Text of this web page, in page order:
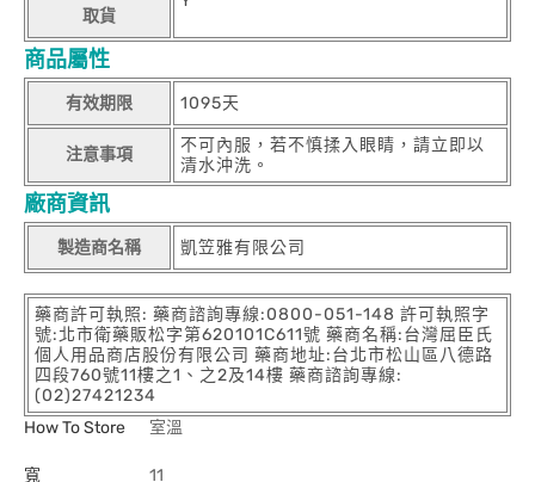
取貨
商品屬性
有效期限 1095天
注意事項
不可內服，若不慎揉入眼睛，請立即以
清水沖洗。
廠商資訊
製造商名稱 凱笠雅有限公司
藥商許可執照: 藥商諮詢專線:0800-051-148 許可執照字
號:北市衛藥販松字第620101C611號 藥商名稱:台灣屈臣氏
個人用品商店股份有限公司 藥商地址:台北市松山區八德路
四段760號11樓之1、之2及14樓 藥商諮詢專線:
(02)27421234
How To Store
室溫
寬 11